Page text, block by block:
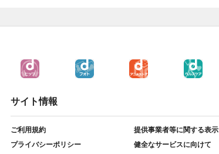
サイト情報
ご利用規約
提供事業者等に関する表示
プライバシーポリシー
健全なサービスに向けて